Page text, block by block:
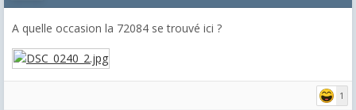
A quelle occasion la 72084 se trouvé ici ?
1